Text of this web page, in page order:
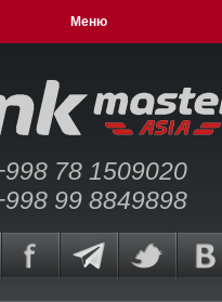
Меню
78 1509020
99 8849898